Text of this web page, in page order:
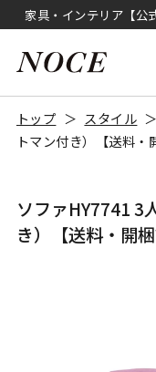
家具・インテリア【公
トップ スタイル
トマン付き）【送料・
ソファHY7741 3
き）【送料・開